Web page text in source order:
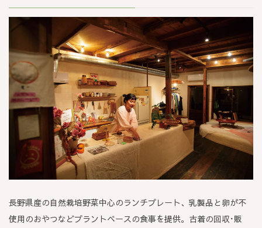
長野県産の自然栽培野菜中心のランチプレート、乳製品と卵が不
使用のおやつなどプラントベースの食事を提供。古着の回収･販